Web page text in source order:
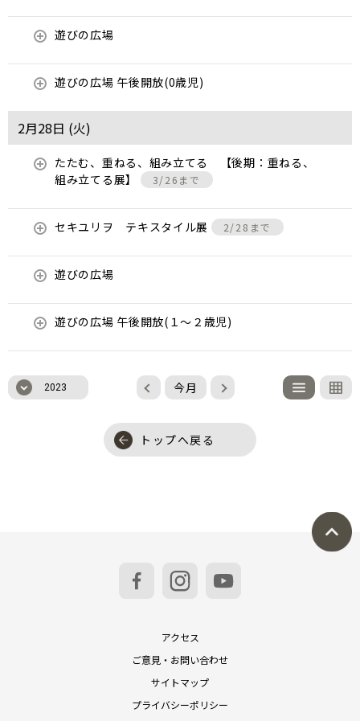
遊びの広場
遊びの広場 午後開放(0歳児)
2月28日 (火)
たたむ、重ねる、組み立てる 【後期：重ねる、
組み立てる展】
3/26まで
セキユリヲ テキスタイル展 2/28まで
遊びの広場
遊びの広場 午後開放(１～２歳児)
2023 今月
トップへ戻る
アクセス
ご意見・お問い合わせ
サイトマップ
プライバシーポリシー